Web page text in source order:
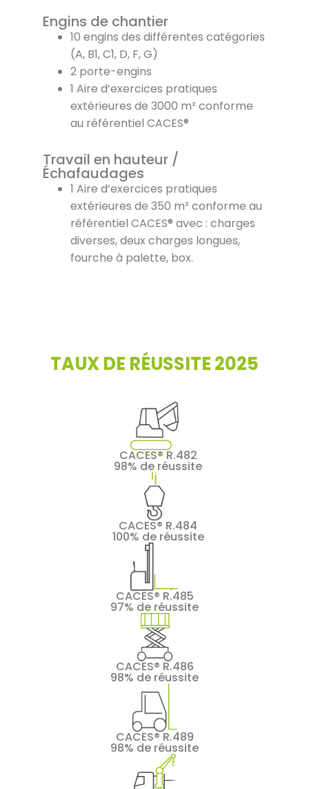
Engins de chantier
10 engins des différentes catégories
(A, B1, C1, D, F, G)
2 porte-engins
1 Aire d’exercices pratiques
extérieures de 3000 m² conforme
au référentiel CACES®
Travail en hauteur /
Échafaudages
1 Aire d’exercices pratiques
extérieures de 350 m² conforme au
référentiel CACES® avec : charges
diverses, deux charges longues,
fourche à palette, box.
TAUX DE RÉUSSITE 2025
CACES® R.482
98% de réussite
CACES® R.484
100% de réussite
CACES® R.485
97% de réussite
CACES® R.486
98% de réussite
CACES® R.489
98% de réussite